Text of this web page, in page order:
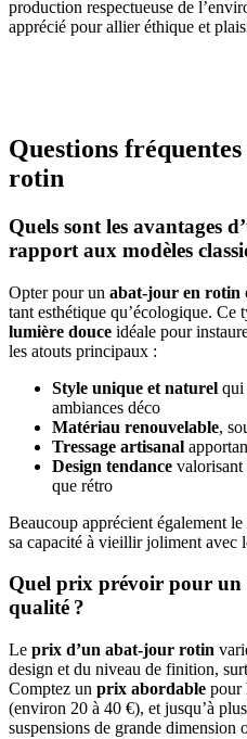
production respectueuse de
apprécié pour allier éthique et
Questions
rotin
Quels sont les avantages
rapport aux modèles
Opter pour un abat-jour en rotin
tant esthétique qu’écologique.
lumière douce idéale pour
les atouts principaux :
Style unique et naturel qui
ambiances déco
Matériau renouvelable,
Tressage artisanal
Design tendance valorisant
que rétro
Beaucoup apprécient également le
sa capacité à vieillir joliment avec
Quel prix prévoir pour
qualité ?
Le prix d’un abat-jour rotin
design et du niveau de finition,
Comptez un prix abordable pour
(environ 20 à 40 €), et jusqu’à
suspensions de grande dimension